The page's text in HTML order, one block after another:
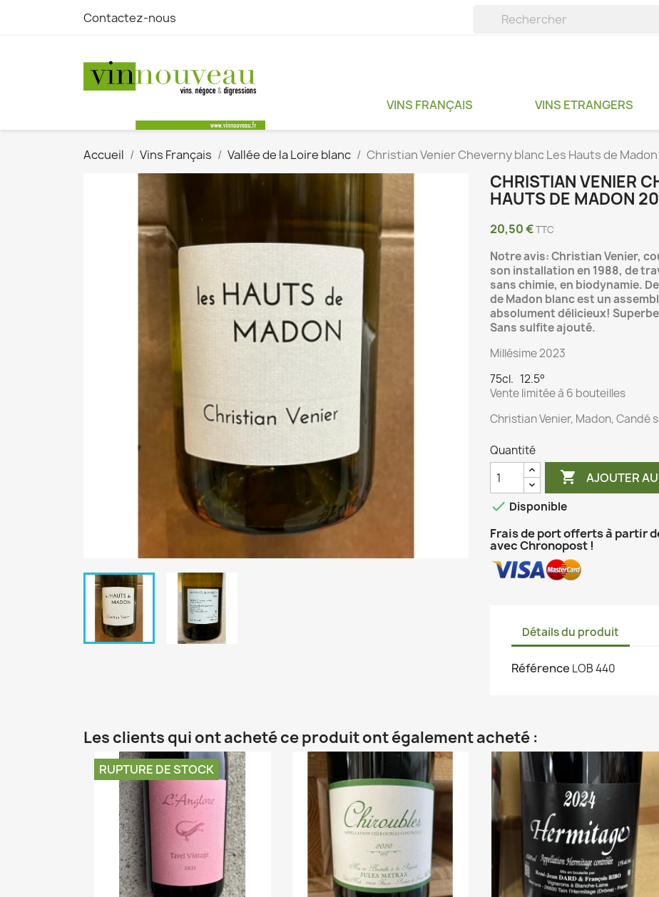
Contactez-nous
VINS FRANÇAIS VINS ETRANGERS
Accueil Vins Français Vallée de la Loire blanc Christian Venier Cheverny blanc Les Hauts de
CHRISTIAN VENIER
HAUTS DE MADON
20,50 €TTC
Notre avis: Christian Venier,
son installation en 1988, de
sans chimie, en biodynamie.
de Madon blanc est un
absolument délicieux!
Sans sulfite ajouté.
Millésime 2023
75cl. 12.5°
Vente limitée à 6 bouteilles
Christian Venier, Madon, Candé
Quantité
 AJOUTER
 Disponible
Frais de port offerts à partir
avec Chronopost !
Détails du produit
Référence LOB 440
Les clients qui ont acheté ce produit ont également acheté :
RUPTURE DE STOCK